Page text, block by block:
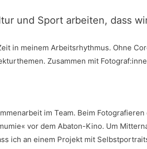
und Sport arbei­ten, dass
in mei­nem Arbeits­rhyth­mus. Ohne
Zusam­men mit
im Team. Beim
vor dem Aba­ton-Kino. Um
ich an einem Pro­jekt mit